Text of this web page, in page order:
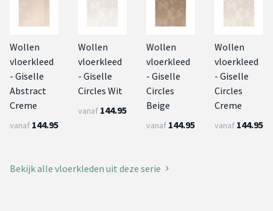
Wollen
vloerkleed
- Giselle
Abstract
Creme
vanaf 144.95
Wollen
vloerkleed
- Giselle
Circles Wit
vanaf 144.95
Wollen
vloerkleed
- Giselle
Circles
Beige
vanaf 144.95
Wollen
vloerkleed
- Giselle
Circles
Creme
vanaf 144.95
Bekijk alle vloerkleden uit deze serie